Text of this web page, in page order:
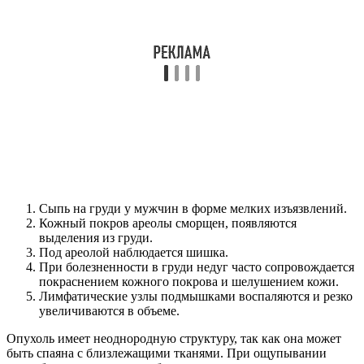
Сыпь на груди у мужчин в форме мелких изъязвлений.
Кожный покров ареолы сморщен, появляются
выделения из груди.
Под ареолой наблюдается шишка.
При болезненности в груди недуг часто сопровождается
покраснением кожного покрова и шелушением кожи.
Лимфатические узлы подмышками воспаляются и резко
увеличиваются в объеме.
Опухоль имеет неоднородную структуру, так как она может
быть спаяна с близлежащими тканями. При ощупывании